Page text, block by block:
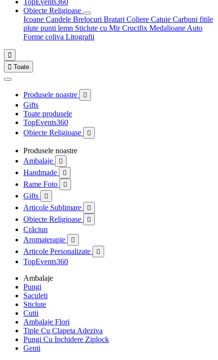
TopEvents360
Obiecte Religioase
Icoane Candele Brelocuri Bratari Coliere Catuie Carbuni fitile
plute punti lemn Sticlute cu MirCrucifix Medalioane Auto
Forme coliva Litografii

 Toate
Produsele noastre 
Gifts
Toate produsele
TopEvents360
Obiecte Religioase

Produsele noastre
Ambalaje

Handmade 
Rame Foto 
Gifts 
Articole Sublimare 
Obiecte Religioase 
Crăciun
Aromaterapie

Articole Personalizate 
TopEvents360
Ambalaje
Pungi
Saculeti
Sticlute
Cutii
Ambalaje Flori
Tiple Cu Clapeta Adeziva
Pungi Cu Inchidere Ziplock
Genti